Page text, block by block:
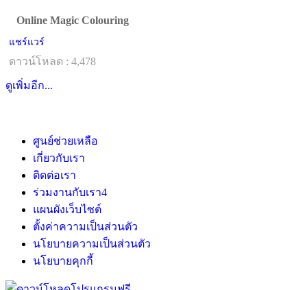
Online Magic Colouring
แชร์แวร์
ดาวน์โหลด : 4,478
ดูเพิ่มอีก...
ศูนย์ช่วยเหลือ
เกี่ยวกับเรา
ติดต่อเรา
ร่วมงานกับเรา4
แผนผังเว็บไซต์
ตั้งค่าความเป็นส่วนตัว
นโยบายความเป็นส่วนตัว
นโยบายคุกกี้